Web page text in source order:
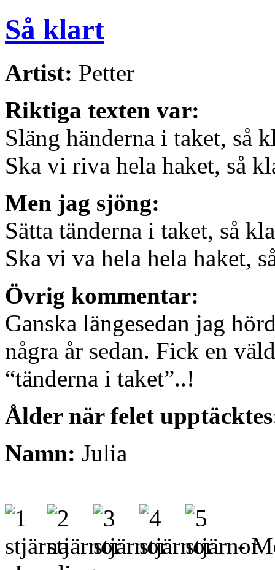
Så klart
Artist: Petter
Riktiga texten var:
Släng händerna i taket, så
Ska vi riva hela haket, så
Men jag sjöng:
Sätta tänderna i taket, så
Ska vi va hela hela haket,
Övrig kommentar:
Ganska längesedan jag
några år sedan. Fick en
“tänderna i taket”..!
Ålder när felet
Namn: Julia
-